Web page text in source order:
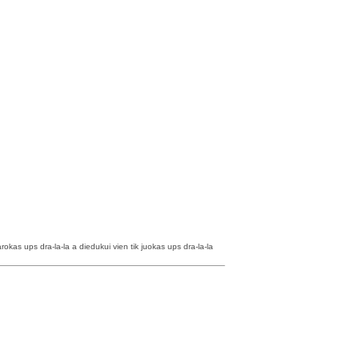
ups dra-la-la a diedukui vien tik juokas ups dra-la-la